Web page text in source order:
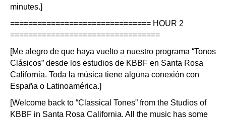
minutes.]
=============================== HOUR 2
=================================
[Me alegro de que haya vuelto a nuestro programa “Tonos
Clásicos” desde los estudios de KBBF en Santa Rosa
California. Toda la música tiene alguna conexión con
España o Latinoamérica.]
[Welcome back to “Classical Tones” from the Studios of
KBBF in Santa Rosa California. All the music has some